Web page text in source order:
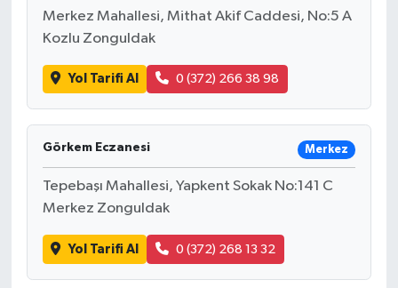
Merkez Mahallesi, Mithat Akif Caddesi, No:5 A
Kozlu Zonguldak
Yol Tarifi Al 0 (372) 266 38 98
Görkem Eczanesi Merkez
Tepebaşı Mahallesi, Yapkent Sokak No:141 C
Merkez Zonguldak
Yol Tarifi Al 0 (372) 268 13 32